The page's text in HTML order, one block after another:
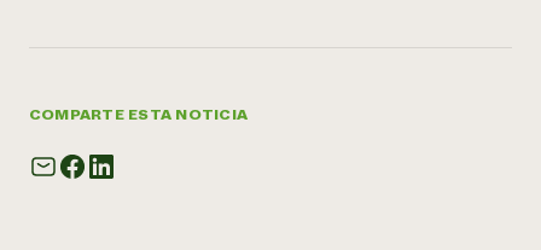
COMPARTE ESTA NOTICIA